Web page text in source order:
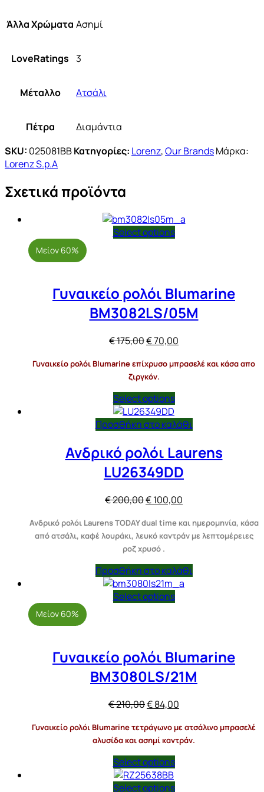
Άλλα Χρώματα Ασημί
LoveRatings 3
Μέταλλο Ατσάλι
Πέτρα
Διαμάντια
SKU: 025081BBΚατηγορίες: Lorenz,Our BrandsΜάρκα:
Lorenz S.p.A
Σχετικά προϊόντα
Select options
Μείον 60%
Γυναικείο ρολόι Blumarine
BM3082LS/05M
€175,00Original
was:
€ 175,00.
€70,00
τιμή
Γυναικείο ρολόι Blumarine επίχρυσο μπρασελέ και κάσα απο
ζιργκόν.
Select options
Προσθήκη στο καλάθι
Ανδρικό ρολόι Laurens
LU26349DD
€200,00Original
was:
€ 200,00.
€100,00
τιμή
είναι:
Ανδρικό ρολόι Laurens TODAY dual time και ημερομηνία, κάσα
από ατσάλι, καφέ λουράκι, λευκό καντράν με λεπτομέρειες
ροζ χρυσό .
Προσθήκη στο καλάθι
Select options
Μείον 60%
Γυναικείο ρολόι Blumarine
BM3080LS/21M
€210,00Original
was:
€ 210,00.
€84,00
τιμή
είναι:
Γυναικείο ρολόι Blumarine τετράγωνο με ατσάλινο μπρασελέ
αλυσίδα και ασημί καντράν.
Select options
Select options